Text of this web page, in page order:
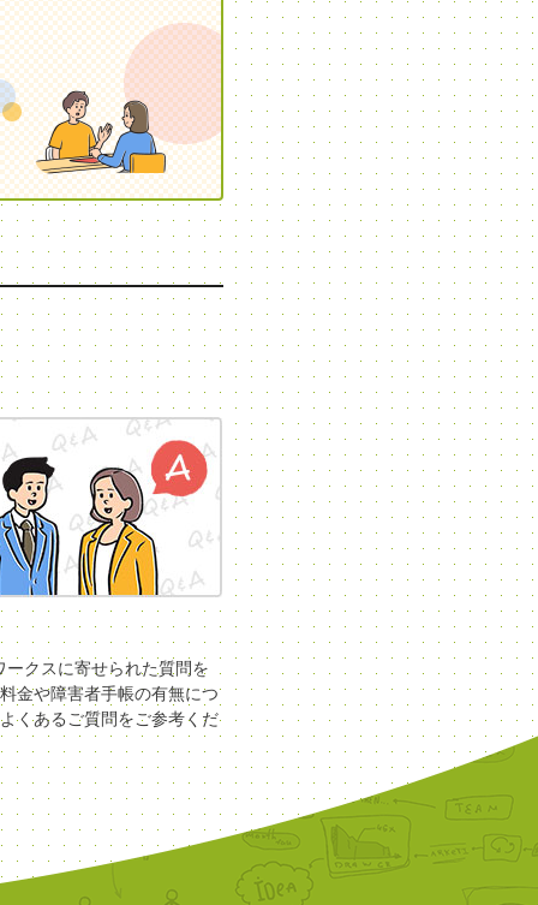
ークスに寄せられた質問を
金や障害者手帳の有無につ
くあるご質問をご参考くだ